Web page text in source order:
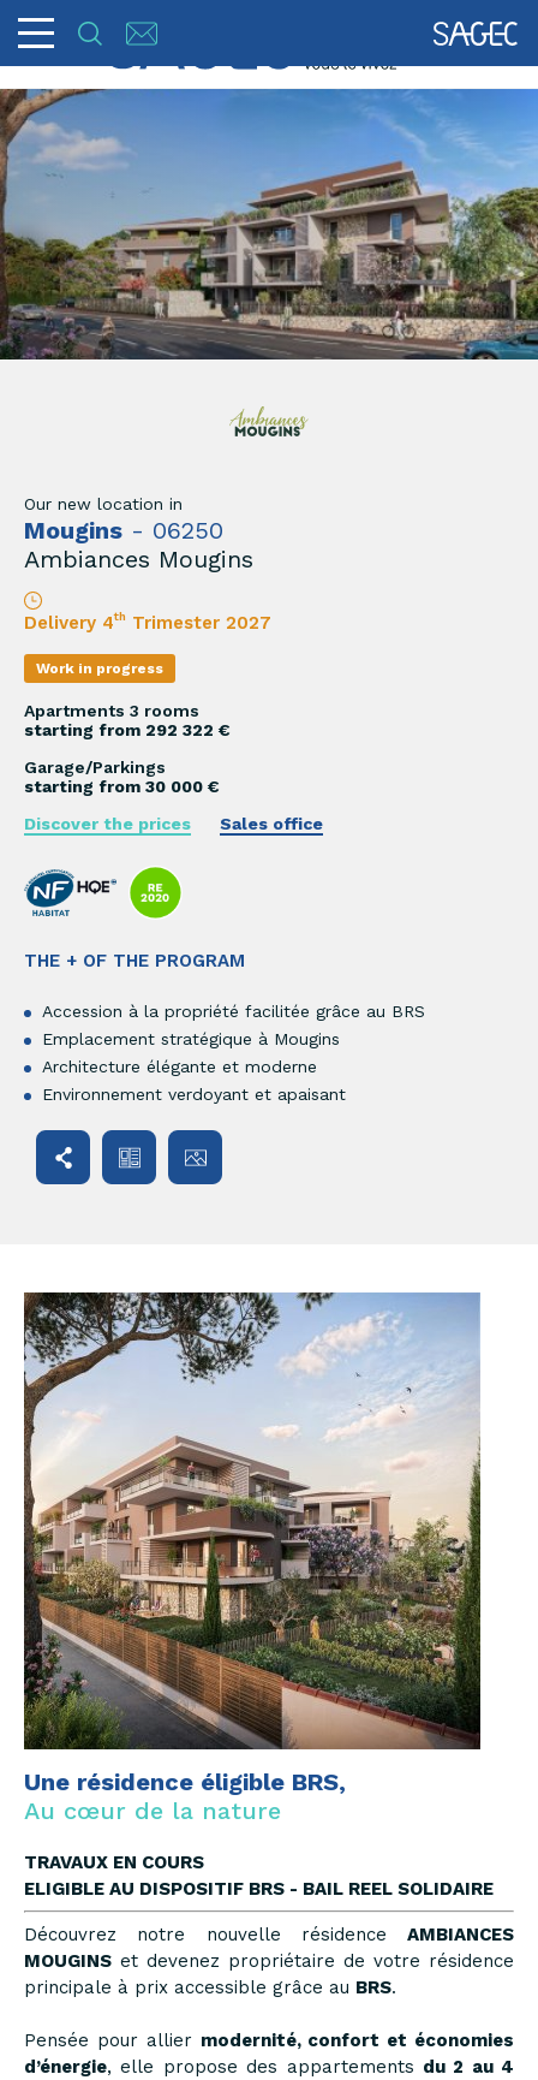
Our new location in
Mougins - 06250
Ambiances Mougins
Delivery 4th Trimester 2027
Work in progress
Apartments 3 rooms
starting from 292 322 €
Garage/Parkings
starting from 30 000 €
Discover the prices
Sales office
THE + OF THE PROGRAM
Accession à la propriété facilitée grâce au BRS
Emplacement stratégique à Mougins
Architecture élégante et moderne
Environnement verdoyant et apaisant
Une résidence éligible BRS,
Au cœur de la nature
TRAVAUX EN COURS
ELIGIBLE AU DISPOSITIF BRS - BAIL REEL SOLIDAIRE
Découvrez notre nouvelle résidence AMBIANCES
MOUGINS et devenez propriétaire de votre résidence
principale à prix accessible grâce au BRS.
Pensée pour allier modernité, confort et économies
d’énergie, elle propose des appartements du 2 au 4